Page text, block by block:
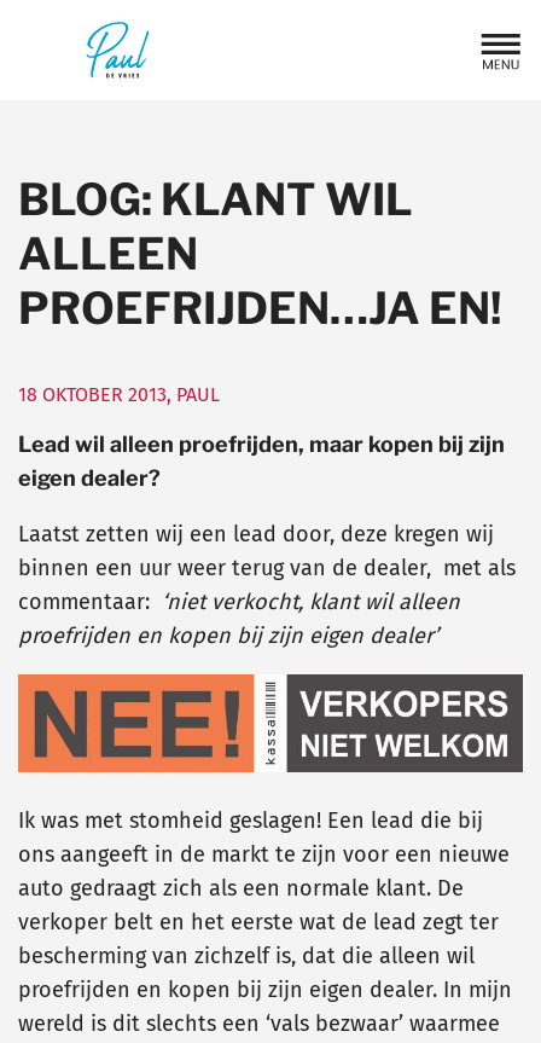
BLOG: KLANT WIL
ALLEEN
PROEFRIJDEN…JA EN!
18 OKTOBER 2013, PAUL
Lead wil alleen proefrijden, maar kopen bij zijn
eigen dealer?
Laatst zetten wij een lead door, deze kregen wij
binnen een uur weer terug van de dealer, met als
commentaar: ‘niet verkocht, klant wil alleen
proefrijden en kopen bij zijn eigen dealer’
Ik was met stomheid geslagen! Een lead die bij
ons aangeeft in de markt te zijn voor een nieuwe
auto gedraagt zich als een normale klant. De
verkoper belt en het eerste wat de lead zegt ter
bescherming van zichzelf is, dat die alleen wil
proefrijden en kopen bij zijn eigen dealer. In mijn
wereld is dit slechts een ‘vals bezwaar’ waarmee